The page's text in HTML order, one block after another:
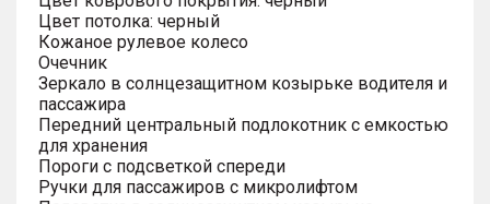
Цвет потолка: черный
Кожаное рулевое колесо
Очечник
Зеркало в солнцезащитном козырьке водителя и
пассажира
Передний центральный подлокотник с емкостью
для хранения
Пороги с подсветкой спереди
Ручки для пассажиров с микролифтом